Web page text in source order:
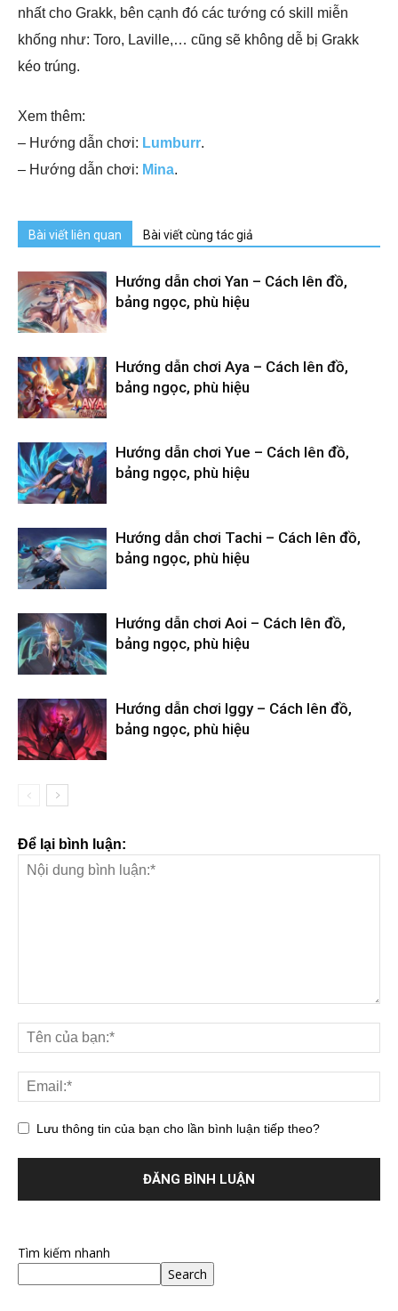
nhất cho Grakk, bên cạnh đó các tướng có skill miễn
khống như: Toro, Laville,… cũng sẽ không dễ bị Grakk
kéo trúng.
Xem thêm:
– Hướng dẫn chơi: Lumburr.
– Hướng dẫn chơi: Mina.
Bài viết liên quan Bài viết cùng tác giả
Hướng dẫn chơi Yan – Cách lên đồ,
bảng ngọc, phù hiệu
Hướng dẫn chơi Aya – Cách lên đồ,
bảng ngọc, phù hiệu
Hướng dẫn chơi Yue – Cách lên đồ,
bảng ngọc, phù hiệu
Hướng dẫn chơi Tachi – Cách lên đồ,
bảng ngọc, phù hiệu
Hướng dẫn chơi Aoi – Cách lên đồ,
bảng ngọc, phù hiệu
Hướng dẫn chơi Iggy – Cách lên đồ,
bảng ngọc, phù hiệu
Để lại bình luận:
Lưu thông tin của bạn cho lần bình luận tiếp theo?
Tìm kiếm nhanh
Search